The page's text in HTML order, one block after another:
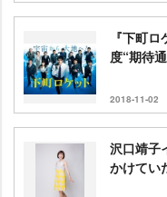
『下町
度“期待
2018-11-02
沢口靖子
かけてい